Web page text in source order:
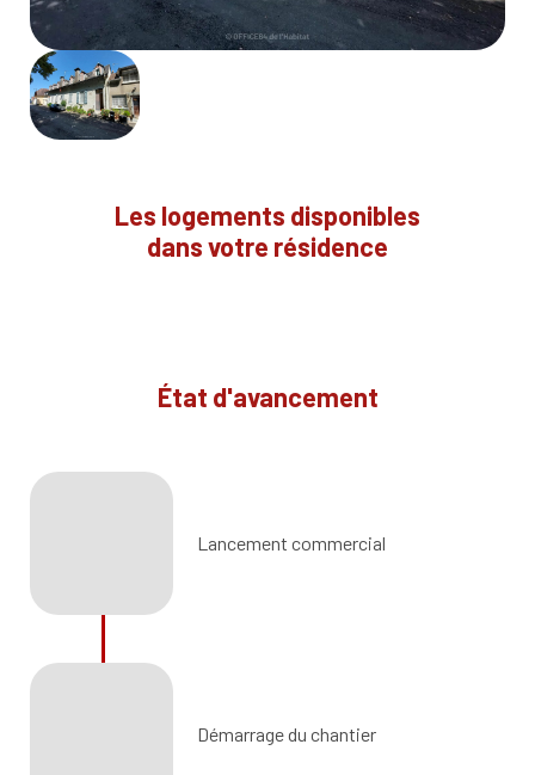
Les logements disponibles
dans votre résidence
État d'avancement
Lancement commercial
Démarrage du chantier